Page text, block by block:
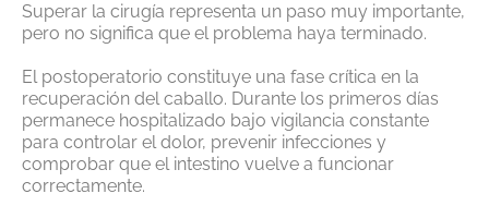
Superar la cirugía representa un paso muy importante,
pero no significa que el problema haya terminado.
El postoperatorio constituye una fase crítica en la
recuperación del caballo. Durante los primeros días
permanece hospitalizado bajo vigilancia constante
para controlar el dolor, prevenir infecciones y
comprobar que el intestino vuelve a funcionar
correctamente.